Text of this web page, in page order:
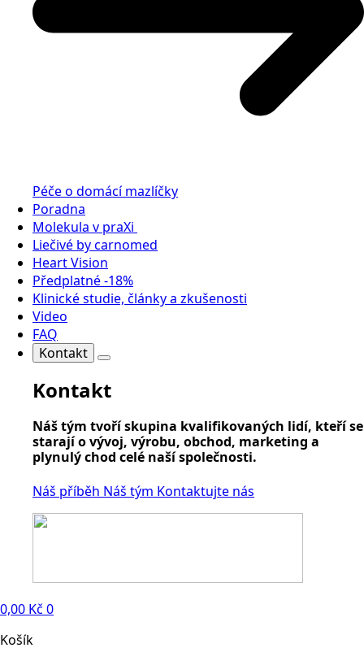
Péče o domácí mazlíčky
Poradna
Molekula v praXi
Liečivé by carnomed
Heart Vision
Předplatné -18%
Klinické studie, články a zkušenosti
Video
FAQ
Kontakt
Kontakt
Náš tým tvoří skupina kvalifikovaných lidí, kteří se
starají o vývoj, výrobu, obchod, marketing a
plynulý chod celé naší společnosti.
Náš příběh Náš tým Kontaktujte nás
0,00 Kč 0
Košík